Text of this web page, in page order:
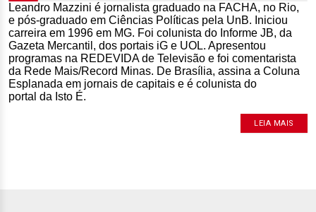
Leandro Mazzini é jornalista graduado na FACHA, no Rio,
e pós-graduado em Ciências Políticas pela UnB. Iniciou
carreira em 1996 em MG. Foi colunista do Informe JB, da
Gazeta Mercantil, dos portais iG e UOL. Apresentou
programas na REDEVIDA de Televisão e foi comentarista
da Rede Mais/Record Minas. De Brasília, assina a Coluna
Esplanada em jornais de capitais e é colunista do
portal da Isto É.
LEIA MAIS